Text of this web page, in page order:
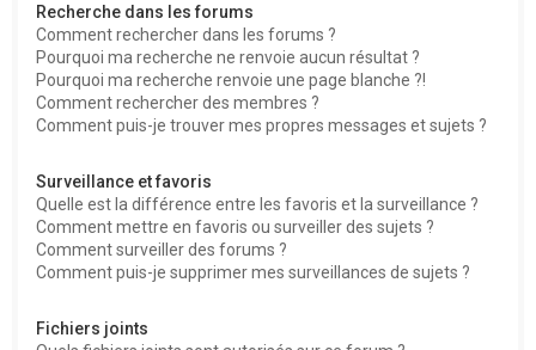
Recherche dans les forums
Comment rechercher dans les forums ?
Pourquoi ma recherche ne renvoie aucun résultat ?
Pourquoi ma recherche renvoie une page blanche ?!
Comment rechercher des membres ?
Comment puis-je trouver mes propres messages et sujets ?
Surveillance et favoris
Quelle est la différence entre les favoris et la surveillance ?
Comment mettre en favoris ou surveiller des sujets ?
Comment surveiller des forums ?
Comment puis-je supprimer mes surveillances de sujets ?
Fichiers joints